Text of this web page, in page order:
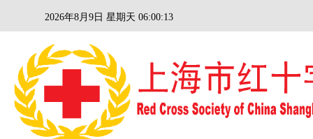
2026年8月9日 星期天 06:00:13